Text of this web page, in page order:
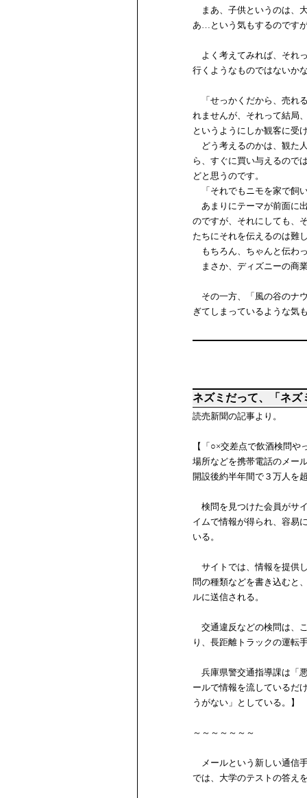
まあ、子供というのは、
あ…という気もするのです
よく考えてみれば、それ
行くようなものではないか
「せっかくだから、売れ
れませんが、それって結局
というようにしか観客に受
どう考えるのかは、観た
ら、すぐに買い与えるので
どと思うのです。
「それでもニモを家で飼
あまりにテーマが前面に
のですが、それにしても、
たちにそれを伝えるのは難
もちろん、ちゃんと伝わ
まさか、ディズニーの商
その一方、「風の谷のナ
ぎてしまっているような気
ネズミだって、「ネズ
読売新聞の記事より。
【「○×交差点で飲酒検問
場所などを携帯電話のメー
開設後約半年間で３万人を
検問を見つけた会員がサ
イムで情報が得られ、容易
いる。
サイトでは、情報を提供
問の種類などを書き込むと
ルに送信される。
交通違反などの検問は、
り、長距離トラックの運転
兵庫県警交通指導課は「
ールで情報を流しているだ
うがない」としている。】
～～～～～～～
メールという新しい通信
では、大学のテストの答え